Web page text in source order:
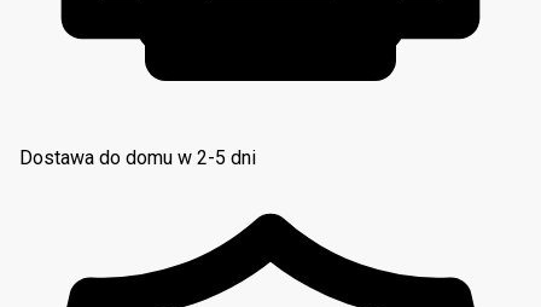
Dostawa do domu w 2-5 dni